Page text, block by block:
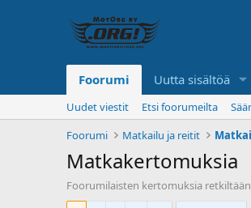
Foorumi Uutta sisältöä
Uudet viestit Etsi foorumeilta
Foorumi
Matkailu ja reitit
Matkakertomuksia
Foorumilaisten kertomuksia